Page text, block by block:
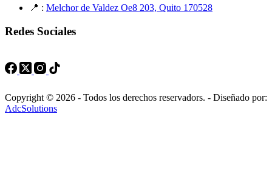
📍 : Melchor de Valdez Oe8 203, Quito 170528
Redes Sociales
Copyright © 2026 - Todos los derechos reservadors. - Diseñado por:
AdcSolutions